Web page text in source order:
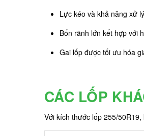
Lực kéo và khả năng xử
Bốn rãnh lớn kết hợp với
Gai lốp được tối ưu hóa
CÁC LỐP
Với kích thước lốp 255/